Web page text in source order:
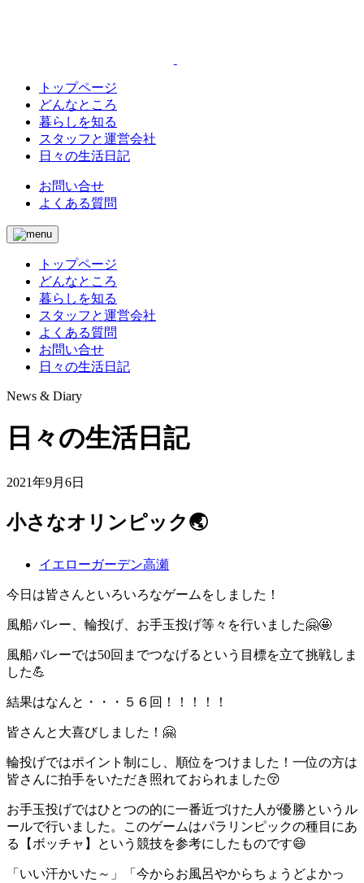
トップページ
どんなところ
暮らしを知る
スタッフと運営会社
日々の生活日記
お問い合せ
よくある質問
トップページ
どんなところ
暮らしを知る
スタッフと運営会社
よくある質問
お問い合せ
日々の生活日記
News & Diary
日々の生活日記
2021年9月6日
小さなオリンピック🌏
イエローガーデン高瀬
今日は皆さんといろいろなゲームをしました！
風船バレー、輪投げ、お手玉投げ等々を行いました🤗🤩
風船バレーでは50回までつなげるという目標を立て挑戦しま
した💪
結果はなんと・・・５６回！！！！！
皆さんと大喜びしました！🤗
輪投げではポイント制にし、順位をつけました！一位の方は
皆さんに拍手をいただき照れておられました😚
お手玉投げではひとつの的に一番近づけた人が優勝というル
ールで行いました。このゲームはパラリンピックの種目にあ
る【ボッチャ】という競技を参考にしたものです😄
「いい汗かいた～」「今からお風呂やからちょうどよかっ